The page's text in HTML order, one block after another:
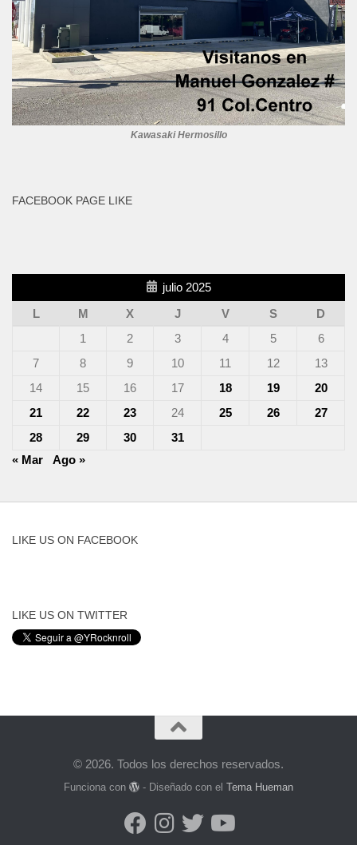
Kawasaki Hermosillo
FACEBOOK PAGE LIKE
julio 2025
L
M X J V S
D
1
2 3 4 5
6
7
8 9 10 11 12
13
14
15 16 17 18 19
20
21
22 23 24 25 26
27
28
29 30
31
« Mar
Ago »
LIKE US ON FACEBOOK
LIKE US ON TWITTER
© 2026. Todos los derechos reservados.
Funciona con - Diseñado con elTema Hueman